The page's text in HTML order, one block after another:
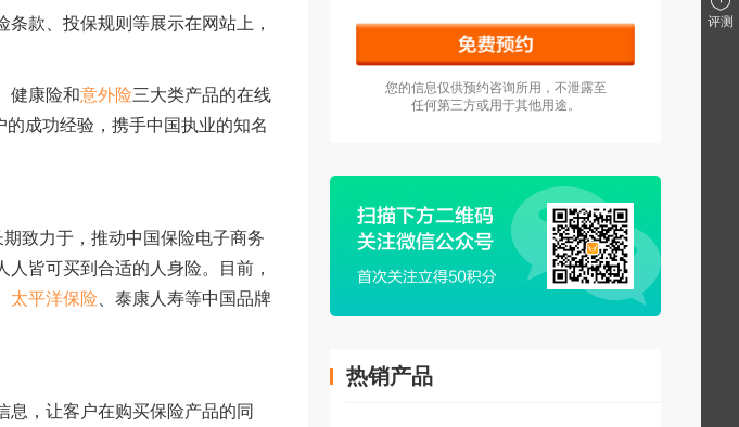
款、投保规则等展示在网站上，
、健康险和意外险三大类产品的在线
成功经验，携手中国执业的知名
致力于，推动中国保险电子商务
皆可买到合适的人身险。目前，
太平洋保险 、泰康人寿等中国品牌
，让客户在购买保险产品的同
您的信息仅供预约咨询所用，不泄露至
任何第三方或用于其他用途。
热销产品
评测